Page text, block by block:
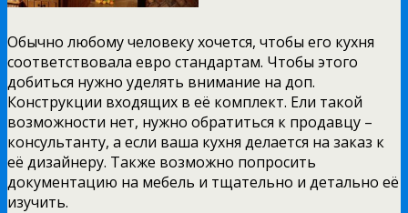
Обычно любому человеку хочется, чтобы его кухня
соответствовала евро стандартам. Чтобы этого
добиться нужно уделять внимание на доп.
Конструкции входящих в её комплект. Ели такой
возможности нет, нужно обратиться к продавцу –
консультанту, а если ваша кухня делается на заказ к
её дизайнеру. Также возможно попросить
документацию на мебель и тщательно и детально её
изучить.